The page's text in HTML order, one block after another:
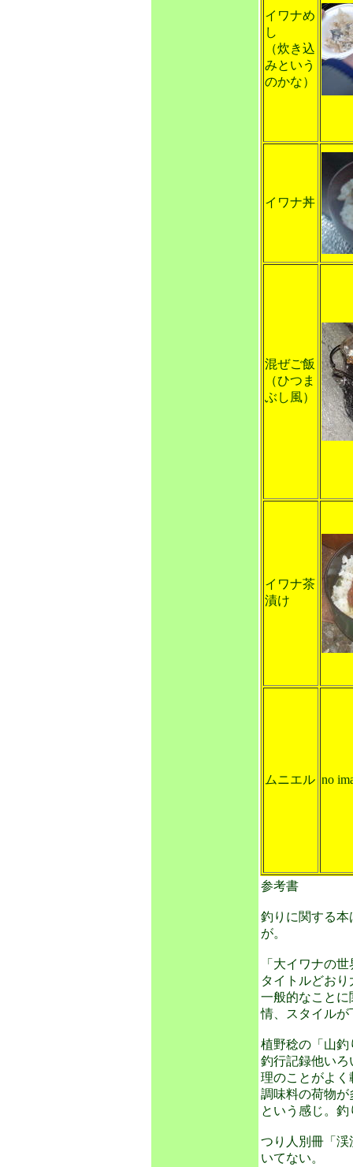
イワナめ
し
（炊き込
みという
のかな）
イワナ丼
混ぜご飯
（ひつま
ぶし風）
イワナ茶
漬け
ムニエル no
参考書
釣りに関する
が。
「大イワナの
タイトルどお
一般的なこと
情、スタイル
植野稔の「山
釣行記録他い
理のことがよ
調味料の荷物
という感じ。
つり人別冊「
いてない。